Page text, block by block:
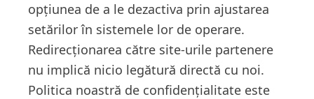
opțiunea de a le dezactiva prin ajustarea
setărilor în sistemele lor de operare.
Redirecționarea către site-urile partenere
nu implică nicio legătură directă cu noi.
Politica noastră de confidențialitate este